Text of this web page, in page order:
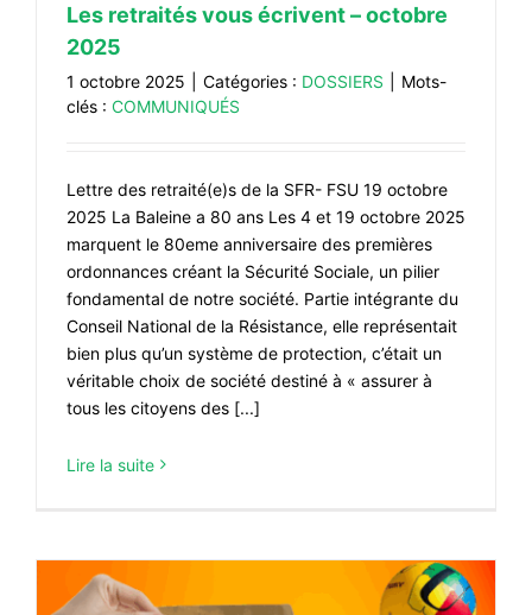
Les retraités vous écrivent – octobre
2025
1 octobre 2025 Catégories : DOSSIERS
Mots-
clés : COMMUNIQUÉS
Lettre des retraité(e)s de la SFR- FSU 19 octobre
2025 La Baleine a 80 ans Les 4 et 19 octobre 2025
marquent le 80eme anniversaire des premières
ordonnances créant la Sécurité Sociale, un pilier
fondamental de notre société. Partie intégrante du
Conseil National de la Résistance, elle représentait
bien plus qu’un système de protection, c’était un
véritable choix de société destiné à « assurer à
tous les citoyens des [...]
Lire la suite